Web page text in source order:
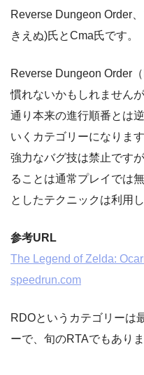
Reverse Dungeon Order
きえぬ)氏とCma氏です。
Reverse Dungeon Order
慣れないかもしれません
通り本来の進行順番とは
いくカテゴリーになります
強力なバグ技は禁止です
ることは通常プレイでは
としたテクニックは利用
参考URL
The Legend of Zelda:
speedrun.com
RDOというカテゴリーは
ーで、旬のRTAでもありま